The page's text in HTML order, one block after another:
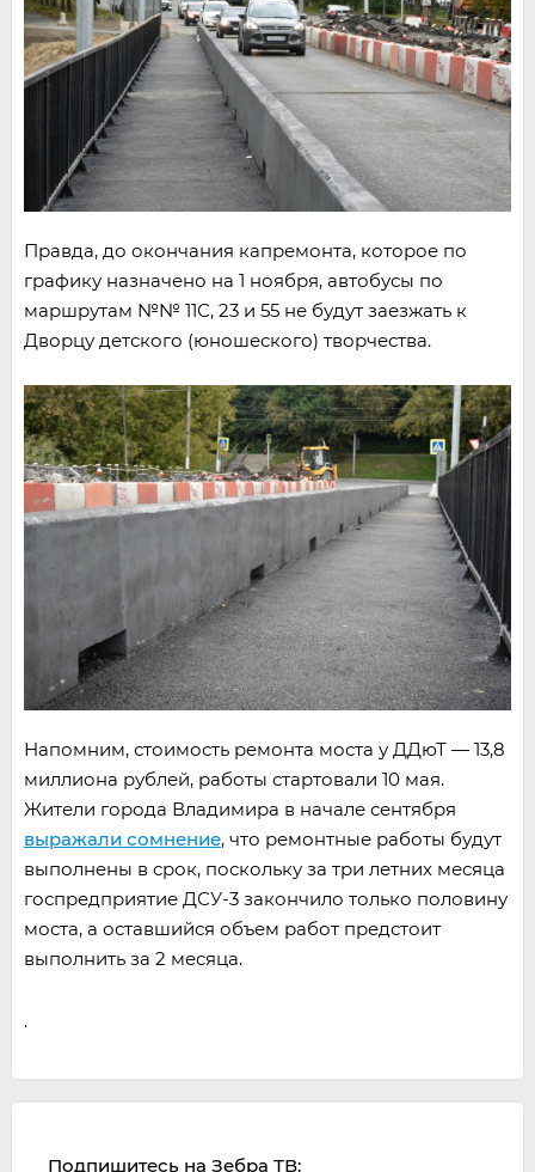
Правда, до окончания капремонта, которое по
графику назначено на 1 ноября, автобусы по
маршрутам №№ 11С, 23 и 55 не будут заезжать к
Дворцу детского (юношеского) творчества.
Напомним, стоимость ремонта моста у ДДюТ — 13,8
миллиона рублей, работы стартовали 10 мая.
Жители города Владимира в начале сентября
выражали сомнение, что ремонтные работы будут
выполнены в срок, поскольку за три летних месяца
госпредприятие ДСУ-3 закончило только половину
моста, а оставшийся объем работ предстоит
выполнить за 2 месяца.
.
Подпишитесь на Зебра ТВ: